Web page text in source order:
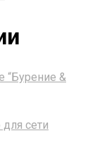
“Бурение &
сети